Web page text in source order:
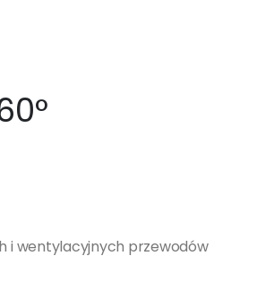
i wentylacyjnych przewodów